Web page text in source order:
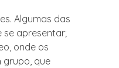
Algumas das
se apresentar;
onde os
grupo, que